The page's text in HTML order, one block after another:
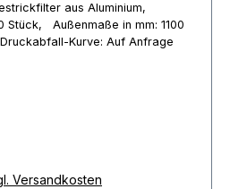
aus Aluminium,
Stück, Außenmaße in mm: 1100
Kurve: Auf Anfrage
Versandkosten